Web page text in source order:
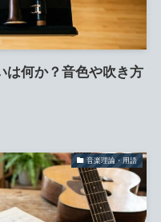
は何か？音色や吹き方
音楽理論・用語